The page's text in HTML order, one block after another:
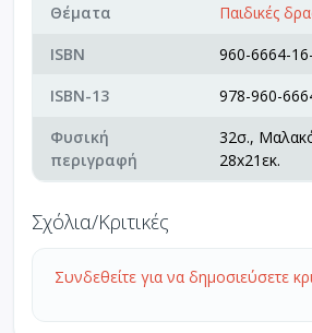
Θέματα
Παιδικές
ISBN
960-6664-
ISBN-13
978-960-
Φυσική
περιγραφή
32σ.,
28x21εκ.
Σχόλια/Κριτικές
Συνδεθείτε για να δημοσιεύσετε